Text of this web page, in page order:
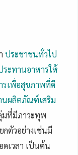
ประชาชนทั่วไป
ระทานอาหารให้
รเพื่อสุขภาพที่ดี
นผลิตภัณฑ์เสริม
มที่มีภาวะทุพ
กตัวอย่างเช่นมี
ดเวลา เป็นต้น